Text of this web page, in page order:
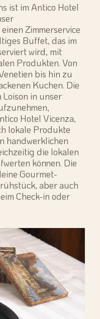
ist im Antico Hotel
Zimmerservice
Buffet, das im
wird, mit
Produkten. Von
bis hin zu
Kuchen. Die
Loison in unser
Hotel Vicenza,
lokale Produkte
handwerklichen
die lokalen
können. Die
Gourmet-
aber auch
Check-in oder